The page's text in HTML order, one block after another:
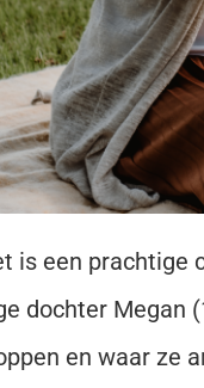
is een prachtige
dochter Megan
en waar ze